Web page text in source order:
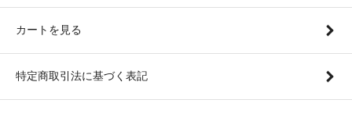
カートを見る
特定商取引法に基づく表記